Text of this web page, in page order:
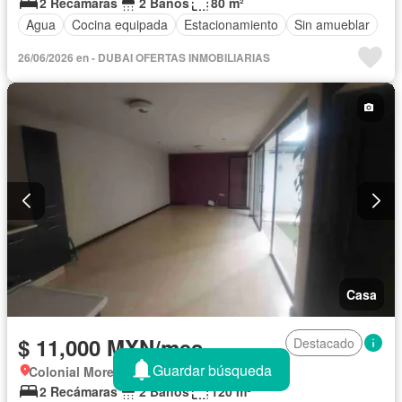
Agua
Cocina equipada Estacionamiento Sin amueblar
26/06/2026 en - DUBAI OFERTAS INMOBILIARIAS
Casa
$ 11,000 MXN/mes
Destacado
Colonial Morelia, Morelia
2 Recámaras
2 Baños 120 m²
Guardar búsqueda